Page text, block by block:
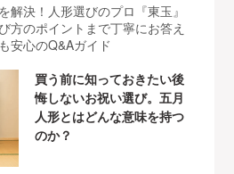
解決！人形選びのプロ『東玉』
方のポイントまで丁寧にお答え
安心のQ&Aガイド
買う前に知っておきたい後
悔しないお祝い選び。五月
人形とはどんな意味を持つ
のか？